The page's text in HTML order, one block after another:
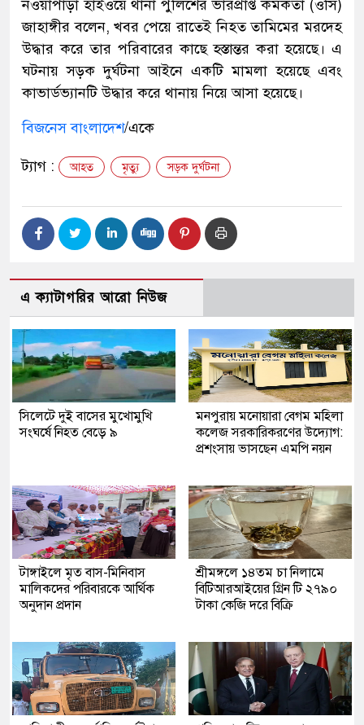
নওয়াপাড়া হাইওয়ে থানা পুলিশের ভারপ্রাপ্ত কর্মকর্তা (ওসি)
জাহাঙ্গীর বলেন, খবর পেয়ে রাতেই নিহত তামিমের মরদেহ
উদ্ধার করে তার পরিবারের কাছে হস্তান্তর করা হয়েছে। এ
ঘটনায় সড়ক দুর্ঘটনা আইনে একটি মামলা হয়েছে এবং
কাভার্ডভ্যানটি উদ্ধার করে থানায় নিয়ে আসা হয়েছে।
বিজনেস বাংলাদেশ/একে
ট্যাগ : আহত মৃত্যু সড়ক দুর্ঘটনা
এ ক্যাটাগরির আরো নিউজ
সিলেটে দুই বাসের মুখোমুখি
সংঘর্ষে নিহত বেড়ে ৯
মনপুরায় মনোয়ারা বেগম মহিলা
কলেজ সরকারিকরণের উদ্যোগ:
প্রশংসায় ভাসছেন এমপি নয়ন
টাঙ্গাইলে মৃত বাস-মিনিবাস
মালিকদের পরিবারকে আর্থিক
অনুদান প্রদান
শ্রীমঙ্গলে ১৪তম চা নিলামে
বিটিআরআইয়ের গ্রিন টি ২৭৯০
টাকা কেজি দরে বিক্রি